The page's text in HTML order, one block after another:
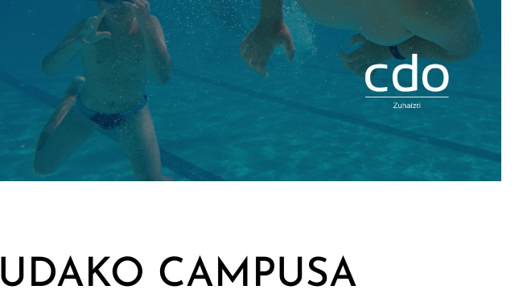
UDAKO CAMPUSA